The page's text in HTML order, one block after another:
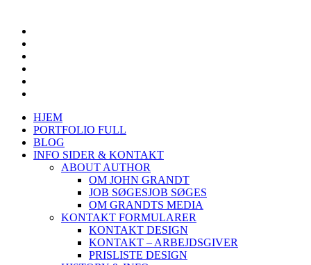
HJEM
PORTFOLIO FULL
BLOG
INFO SIDER & KONTAKT
ABOUT AUTHOR
OM JOHN GRANDT
JOB SØGESJOB SØGES
OM GRANDTS MEDIA
KONTAKT FORMULARER
KONTAKT DESIGN
KONTAKT – ARBEJDSGIVER
PRISLISTE DESIGN